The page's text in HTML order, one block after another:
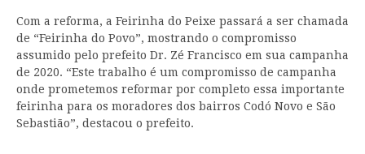
Com a reforma, a Feirinha do Peixe passará a ser chamada
de “Feirinha do Povo”, mostrando o compromisso
assumido pelo prefeito Dr. Zé Francisco em sua campanha
de 2020. “Este trabalho é um compromisso de campanha
onde prometemos reformar por completo essa importante
feirinha para os moradores dos bairros Codó Novo e São
Sebastião”, destacou o prefeito.